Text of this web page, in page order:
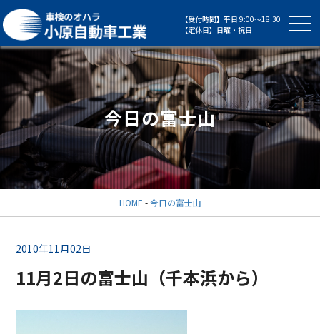
【受付時間】平日 9:00～18:30
【定休日】日曜・祝日
今日の富士山
HOME -今日の富士山
2010年11月02日
11月2日の富士山（千本浜から）